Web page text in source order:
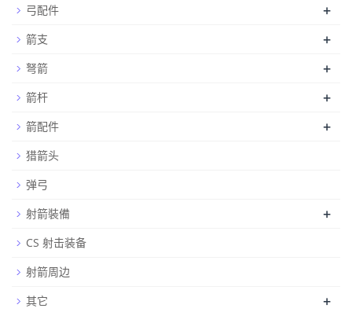
弓配件 +
箭支 +
弩箭 +
箭杆 +
箭配件 +
猎箭头
弹弓
射箭裝備
+
CS 射击装备
射箭周边
其它
+